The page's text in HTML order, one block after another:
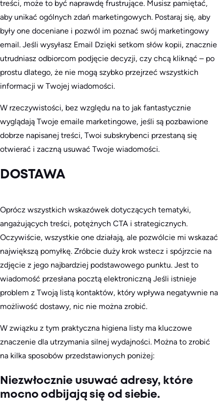
treści, może to być naprawdę frustrujące. Musisz pamiętać,
aby unikać ogólnych zdań marketingowych. Postaraj się, aby
były one doceniane i pozwól im poznać swój marketingowy
email. Jeśli wysyłasz Email Dzięki setkom słów kopii, znacznie
utrudniasz odbiorcom podjęcie decyzji, czy chcą kliknąć – po
prostu dlatego, że nie mogą szybko przejrzeć wszystkich
informacji w Twojej wiadomości.
W rzeczywistości, bez względu na to jak fantastycznie
wyglądają Twoje emaile marketingowe, jeśli są pozbawione
dobrze napisanej treści, Twoi subskrybenci przestaną się
otwierać i zaczną usuwać Twoje wiadomości.
DOSTAWA
Oprócz wszystkich wskazówek dotyczących tematyki,
angażujących treści, potężnych CTA i strategicznych.
Oczywiście, wszystkie one działają, ale pozwólcie mi wskazać
największą pomyłkę. Zróbcie duży krok wstecz i spójrzcie na
zdjęcie z jego najbardziej podstawowego punktu. Jest to
wiadomość przesłana pocztą elektroniczną Jeśli istnieje
problem z Twoją listą kontaktów, który wpływa negatywnie na
możliwość dostawy, nic nie można zrobić.
W związku z tym praktyczna higiena listy ma kluczowe
znaczenie dla utrzymania silnej wydajności. Można to zrobić
na kilka sposobów przedstawionych poniżej:
Niezwłocznie usuwać adresy, które
mocno odbijają się od siebie.